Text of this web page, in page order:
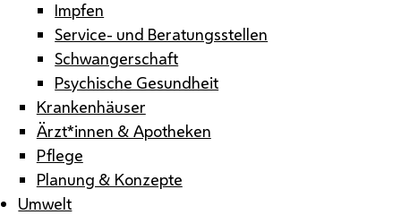
Impfen
Service- und Beratungsstellen
Schwangerschaft
Psychische Gesundheit
Krankenhäuser
Ärzt*innen & Apotheken
Pflege
Planung & Konzepte
Umwelt